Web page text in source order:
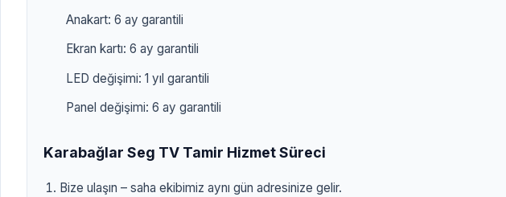
Anakart: 6 ay garantili
Ekran kartı: 6 ay garantili
LED değişimi: 1 yıl garantili
Panel değişimi: 6 ay garantili
Karabağlar Seg TV Tamir Hizmet Süreci
Bize ulaşın – saha ekibimiz aynı gün adresinize gelir.